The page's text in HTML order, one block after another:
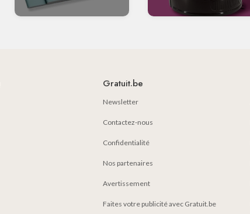
Gratuit.be
Newsletter
Contactez-nous
Confidentialité
Nos partenaires
Avertissement
Faites votre publicité avec Gratuit.be